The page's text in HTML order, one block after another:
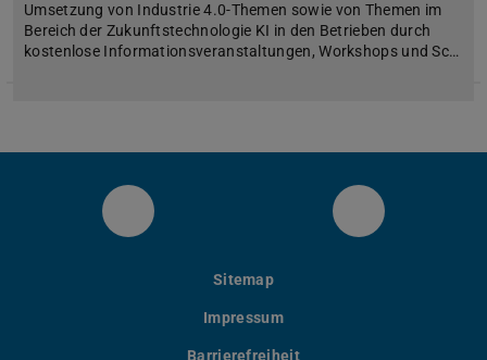
Umsetzung von Industrie 4.0-Themen sowie von Themen im
Bereich der Zukunftstechnologie KI in den Betrieben durch
kostenlose Informationsveranstaltungen, Workshops und Sc…
IAD Twitter IAD LinkedIn
Sitemap
Impressum
Barrierefreiheit